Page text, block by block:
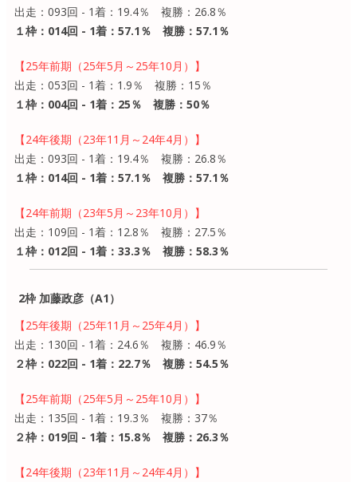
出走：093回 - 1着：19.4％ 複勝：26.8％
１枠：014回 - 1着：57.1％ 複勝：57.1％
【25年前期（25年5月～25年10月）】
出走：053回 - 1着：1.9％ 複勝：15％
１枠：004回 - 1着：25％ 複勝：50％
【24年後期（23年11月～24年4月）】
出走：093回 - 1着：19.4％ 複勝：26.8％
１枠：014回 - 1着：57.1％ 複勝：57.1％
【24年前期（23年5月～23年10月）】
出走：109回 - 1着：12.8％ 複勝：27.5％
１枠：012回 - 1着：33.3％ 複勝：58.3％
2枠 加藤政彦（A1）
【25年後期（25年11月～25年4月）】
出走：130回 - 1着：24.6％ 複勝：46.9％
２枠：022回 - 1着：22.7％ 複勝：54.5％
【25年前期（25年5月～25年10月）】
出走：135回 - 1着：19.3％ 複勝：37％
２枠：019回 - 1着：15.8％ 複勝：26.3％
【24年後期（23年11月～24年4月）】